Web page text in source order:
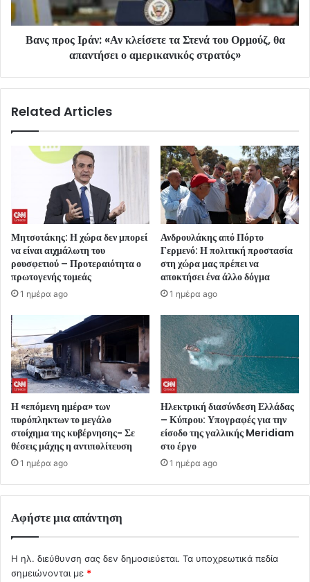
Βανς προς Ιράν: «Αν κλείσετε τα Στενά του Ορμούζ, θα
απαντήσει ο αμερικανικός στρατός»
Related Articles
Μητσοτάκης: Η χώρα δεν μπορεί
να είναι αιχμάλωτη του
ρουσφετιού – Προτεραιότητα ο
πρωτογενής τομεάς
1 ημέρα ago
Ανδρουλάκης από Πόρτο
Γερμενό: Η πολιτική προστασία
στη χώρα μας πρέπει να
αποκτήσει ένα άλλο δόγμα
1 ημέρα ago
Η «επόμενη ημέρα» των
πυρόπληκτων το μεγάλο
στοίχημα της κυβέρνησης- Σε
θέσεις μάχης η αντιπολίτευση
1 ημέρα ago
Ηλεκτρική διασύνδεση Ελλάδας
– Κύπρου: Υπογραφές για την
είσοδο της γαλλικής Meridiam
στο έργο
1 ημέρα ago
Αφήστε μια απάντηση
Η ηλ. διεύθυνση σας δεν δημοσιεύεται. Τα υποχρεωτικά πεδία
σημειώνονται με *